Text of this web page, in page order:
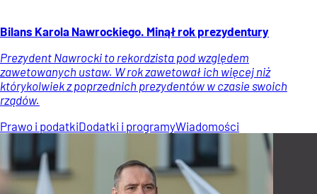
Bilans Karola Nawrockiego. Minął rok prezydentury
Prezydent Nawrocki to rekordzista pod względem
zawetowanych ustaw. W rok zawetował ich więcej niż
którykolwiek z poprzednich prezydentów w czasie swoich
rządów.
Prawo i podatkiDodatki i programyWiadomości